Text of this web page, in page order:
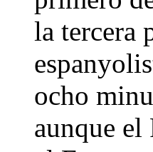
la tercera
ocho
aunque